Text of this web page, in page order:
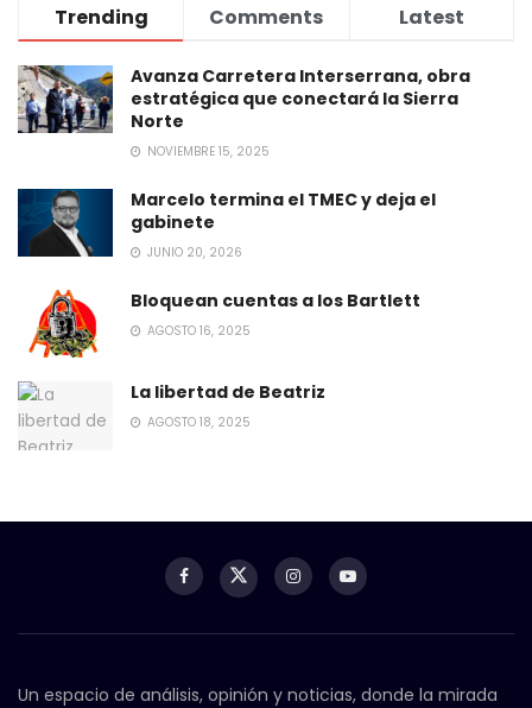
Trending Comments Latest
Avanza Carretera Interserrana, obra
estratégica que conectará la Sierra
Norte
NOVIEMBRE 15, 2025
Marcelo termina el TMEC y deja el
gabinete
JUNIO 20, 2026
Bloquean cuentas a los Bartlett
AGOSTO 16, 2025
La libertad de Beatriz
AGOSTO 18, 2025
Un espacio de análisis, opinión y noticias, donde la mirada